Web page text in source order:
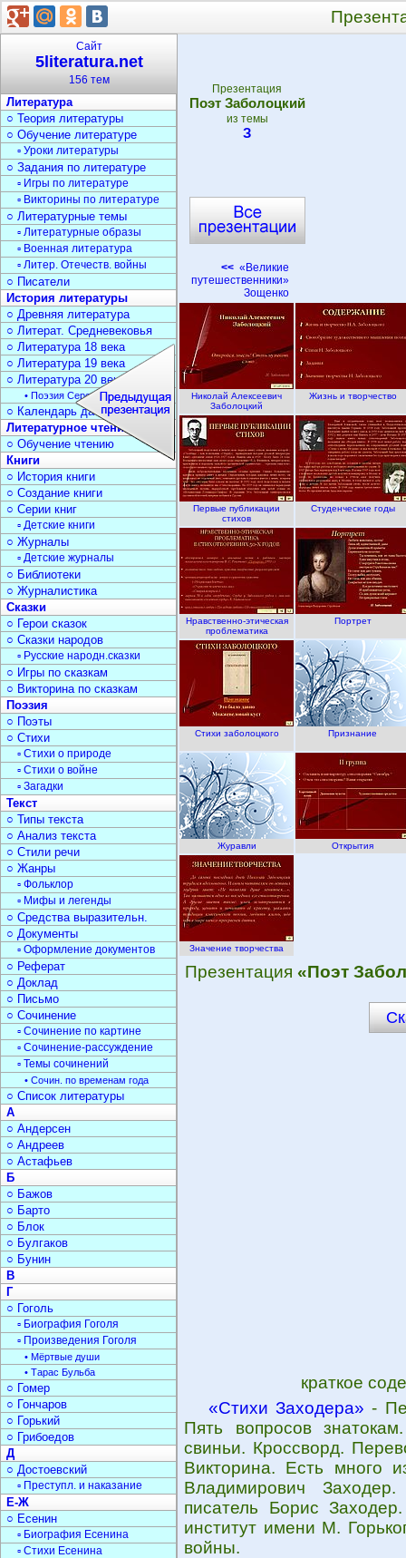
Презентация
Поэт Заболоцкий
из темы
З
<< «Великие
путешественники»
Зощенко
Николай Алексеевич
Заболоцкий
Жизнь и творчество
Первые публикации
стихов
Студенческие годы
Нравственно-этическая
проблематика
Портрет
Стихи заболоцкого Признание
Журавли Открытия
Значение творчества
Презентация «Поэт
краткое
«Стихи Заходера» -
Пять вопросов
свиньи. Кроссворд.
Викторина. Есть много
Владимирович
писатель Борис
институт имени М.
войны.
Сайт
5literatura.net
156 тем
Литература
○ Теория литературы
○ Обучение литературе
▫ Уроки литературы
○ Задания по литературе
▫ Игры по литературе
▫ Викторины по литературе
○ Литературные темы
▫ Литературные образы
▫ Военная литература
▫ Литер. Отечеств. войны
○ Писатели
История литературы
○ Древняя литература
○ Литерат. Средневековья
○ Литература 18 века
○ Литература 19 века
○ Литература 20 века
• Поэзия Серебрян. века
○ Календарь дат
Литературное чтение
○ Обучение чтению
Книги
○ История книги
○ Создание книги
○ Серии книг
▫ Детские книги
○ Журналы
▫ Детские журналы
○ Библиотеки
○ Журналистика
Сказки
○ Герои сказок
○ Сказки народов
▫ Русские народн.сказки
○ Игры по сказкам
○ Викторина по сказкам
Поэзия
○ Поэты
○ Стихи
▫ Стихи о природе
▫ Стихи о войне
▫ Загадки
Текст
○ Типы текста
○ Анализ текста
○ Стили речи
○ Жанры
▫ Фольклор
▫ Мифы и легенды
○ Средства выразительн.
○ Документы
▫ Оформление документов
○ Реферат
○ Доклад
○ Письмо
○ Сочинение
▫ Сочинение по картине
▫ Сочинение-рассуждение
▫ Темы сочинений
• Сочин. по временам года
○ Список литературы
А
○ Андерсен
○ Андреев
○ Астафьев
Б
○ Бажов
○ Барто
○ Блок
○ Булгаков
○ Бунин
В
Г
○ Гоголь
▫ Биография Гоголя
▫ Произведения Гоголя
• Мёртвые души
• Тарас Бульба
○ Гомер
○ Гончаров
○ Горький
○ Грибоедов
Д
○ Достоевский
▫ Преступл. и наказание
Е-Ж
○ Есенин
▫ Биография Есенина
▫ Стихи Есенина